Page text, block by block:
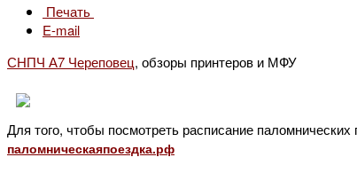
Печать
E-mail
СНПЧ А7 Череповец, обзоры принтеров и МФУ
Для того, чтобы посмотреть расписание
паломническаяпоездка.рф